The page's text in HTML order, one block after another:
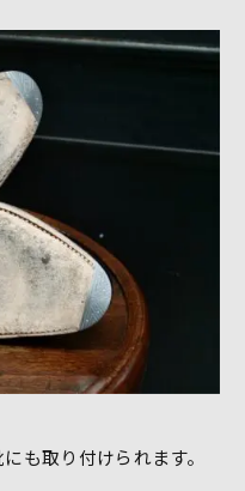
も取り付けられます。